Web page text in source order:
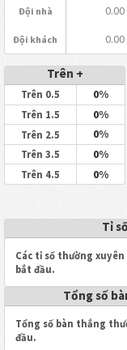
Đội nhà 0.00
Đội khách 0.00
Trên +
Trên 0.5 0%
Trên 1.5 0%
Trên 2.5 0%
Trên 3.5 0%
Trên 4.5 0%
Tỉ
Các tỉ số thường
bắt đầu.
Tổng số
Tổng số bàn thắng
đầu.